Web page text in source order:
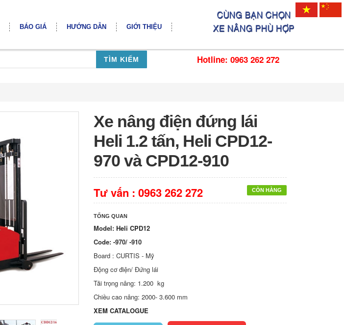
BÁO GIÁ HƯỚNG DẪN GIỚI THIỆU
TÌM KIẾM Hotline: 0963 262 272
Xe nâng điện đứng lái
Heli 1.2 tấn, Heli CPD12-
970 và CPD12-910
CÒN HÀNG
Tư vấn :0963 262 272
TỔNG QUAN
Model:Heli CPD12
Code: -970/ -910
Board : CURTIS - Mỹ
Động cơ điện/ Đứng lái
Tải trọng nâng: 1.200 kg
Chiều cao nâng: 2000- 3.600 mm
XEM CATALOGUE